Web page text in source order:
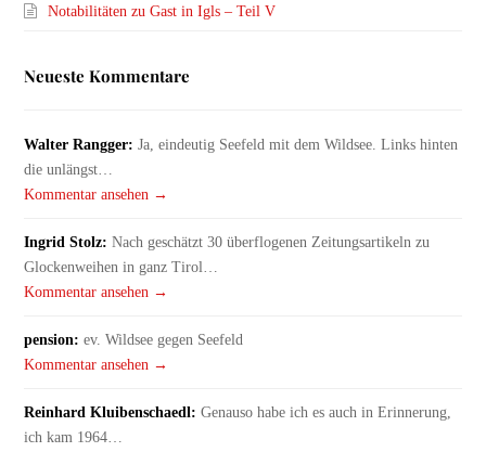
Notabilitäten zu Gast in Igls – Teil V
Neueste Kommentare
Walter Rangger: Ja, eindeutig Seefeld mit dem Wildsee. Links hinten
die unlängst…
Kommentar ansehen →
Ingrid Stolz: Nach geschätzt 30 überflogenen Zeitungsartikeln zu
Glockenweihen in ganz Tirol…
Kommentar ansehen →
pension: ev. Wildsee gegen Seefeld
Kommentar ansehen →
Reinhard Kluibenschaedl: Genauso habe ich es auch in Erinnerung,
ich kam 1964…